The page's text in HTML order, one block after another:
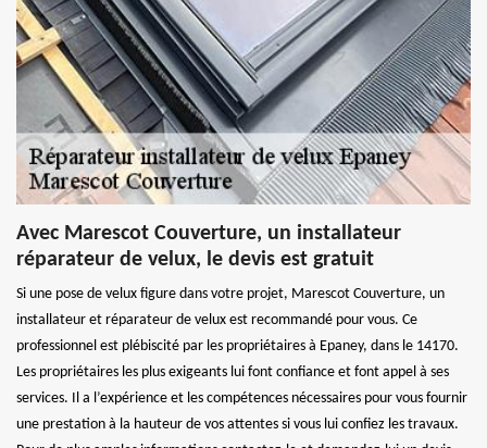
Avec Marescot Couverture, un installateur
réparateur de velux, le devis est gratuit
Si une pose de velux figure dans votre projet, Marescot Couverture, un
installateur et réparateur de velux est recommandé pour vous. Ce
professionnel est plébiscité par les propriétaires à Epaney, dans le 14170.
Les propriétaires les plus exigeants lui font confiance et font appel à ses
services. Il a l’expérience et les compétences nécessaires pour vous fournir
une prestation à la hauteur de vos attentes si vous lui confiez les travaux.